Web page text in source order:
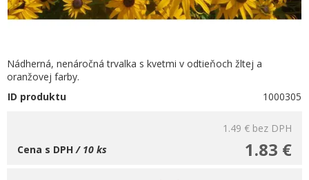
Nádherná, nenáročná trvalka s kvetmi v odtieňoch žltej a
oranžovej farby.
ID produktu
1000305
1.49 € bez DPH
1.83 €
Cena s DPH/ 10 ks